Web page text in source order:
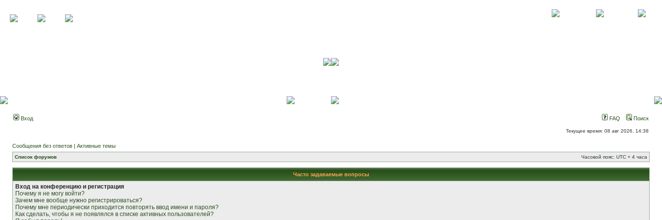
Вход FAQ Поиск
Текущее время: 08 авг 2026, 14:38
Сообщения без ответов | Активные темы
Список форумов Часовой пояс: UTC + 4 часа
Часто задаваемые вопросы
Вход на конференцию и регистрация
Почему я не могу войти?
Зачем мне вообще нужно регистрироваться?
Почему мне периодически приходится повторять ввод имени и пароля?
Как сделать, чтобы я не появлялся в списке активных пользователей?